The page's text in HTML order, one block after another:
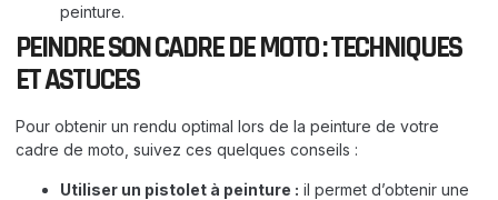
peinture.
PEINDRE SON CADRE DE MOTO : TECHNIQUES
ET ASTUCES
Pour obtenir un rendu optimal lors de la peinture de votre
cadre de moto, suivez ces quelques conseils :
Utiliser un pistolet à peinture : il permet d’obtenir une